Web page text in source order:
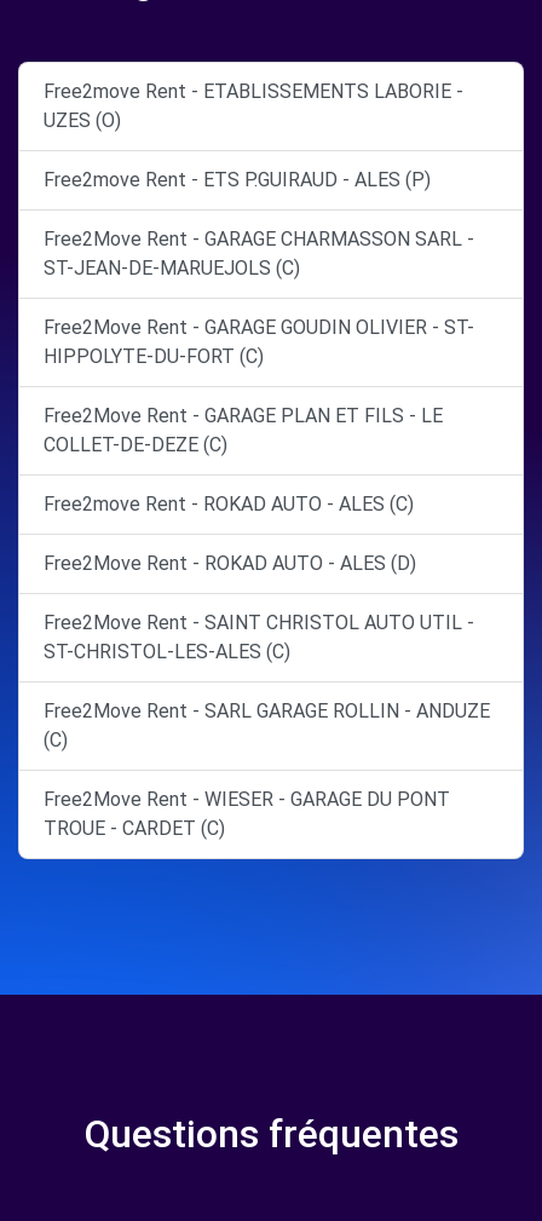
Free2move Rent - ETABLISSEMENTS LABORIE -
UZES (O)
Free2move Rent - ETS P.GUIRAUD - ALES (P)
Free2Move Rent - GARAGE CHARMASSON SARL -
ST-JEAN-DE-MARUEJOLS (C)
Free2Move Rent - GARAGE GOUDIN OLIVIER - ST-
HIPPOLYTE-DU-FORT (C)
Free2Move Rent - GARAGE PLAN ET FILS - LE
COLLET-DE-DEZE (C)
Free2move Rent - ROKAD AUTO - ALES (C)
Free2Move Rent - ROKAD AUTO - ALES (D)
Free2Move Rent - SAINT CHRISTOL AUTO UTIL -
ST-CHRISTOL-LES-ALES (C)
Free2Move Rent - SARL GARAGE ROLLIN - ANDUZE
(C)
Free2Move Rent - WIESER - GARAGE DU PONT
TROUE - CARDET (C)
Questions fréquentes